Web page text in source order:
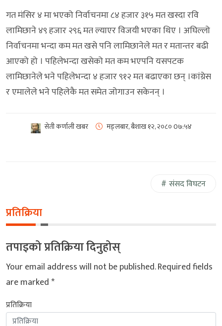
गत मंसिर ४ मा भएको निर्वाचनमा ८४ हजार ३१५ मत खस्दा रवि
लामिछाने ४९ हजार २९६ मत ल्याएर विजयी भएका थिए । अघिल्लो
निर्वाचनमा भन्दा कम मत खसे पनि लामिछानेले मत र मतान्तर बढी
आएको हो । पहिलेभन्दा खसेको मत कम भएपनि यसपटक
लामिछानेले भने पहिलेभन्दा ४ हजार ९१२ मत बढाएका छन् ।कांग्रेस
र एमालेले भने पहिलेकै मत समेत जोगाउन सकेनन् ।
सेती कर्णाली खबर मङ्लबार, बैशाख १२, २०८०0७:५४
संसद विघटन
प्रतिक्रिया
तपाइको प्रतिक्रिया दिनुहोस्
Your email address will not be published.Required fields
are marked*
प्रतिक्रिया